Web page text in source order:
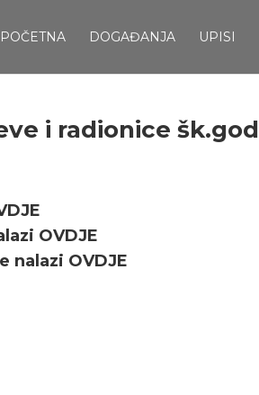
POČETNA DOGAĐANJA UPISI
i radionice
OVDJE
nalazi OVDJE